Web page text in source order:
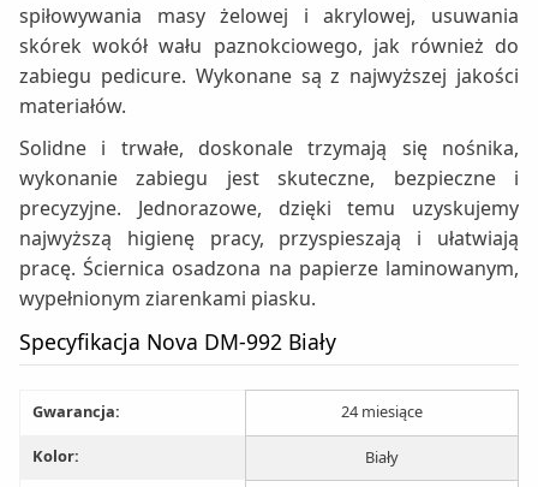
spiłowywania masy żelowej i akrylowej, usuwania
skórek wokół wału paznokciowego, jak również do
zabiegu pedicure. Wykonane są z najwyższej jakości
materiałów.
Solidne i trwałe, doskonale trzymają się nośnika,
wykonanie zabiegu jest skuteczne, bezpieczne i
precyzyjne. Jednorazowe, dzięki temu uzyskujemy
najwyższą higienę pracy, przyspieszają i ułatwiają
pracę. Ściernica osadzona na papierze laminowanym,
wypełnionym ziarenkami piasku.
Specyfikacja Nova DM-992 Biały
Gwarancja: 24 miesiące
Kolor:
Biały